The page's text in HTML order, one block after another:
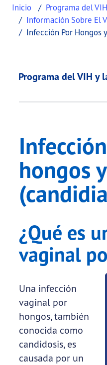
Inicio
Programa del
Información Sobre El
Infección Por Hongos
This page provides
Programa del VIH y
hongos
¿Qué es
vaginal
Una infección
vaginal por
hongos, también
conocida como
candidosis, es
causada por un